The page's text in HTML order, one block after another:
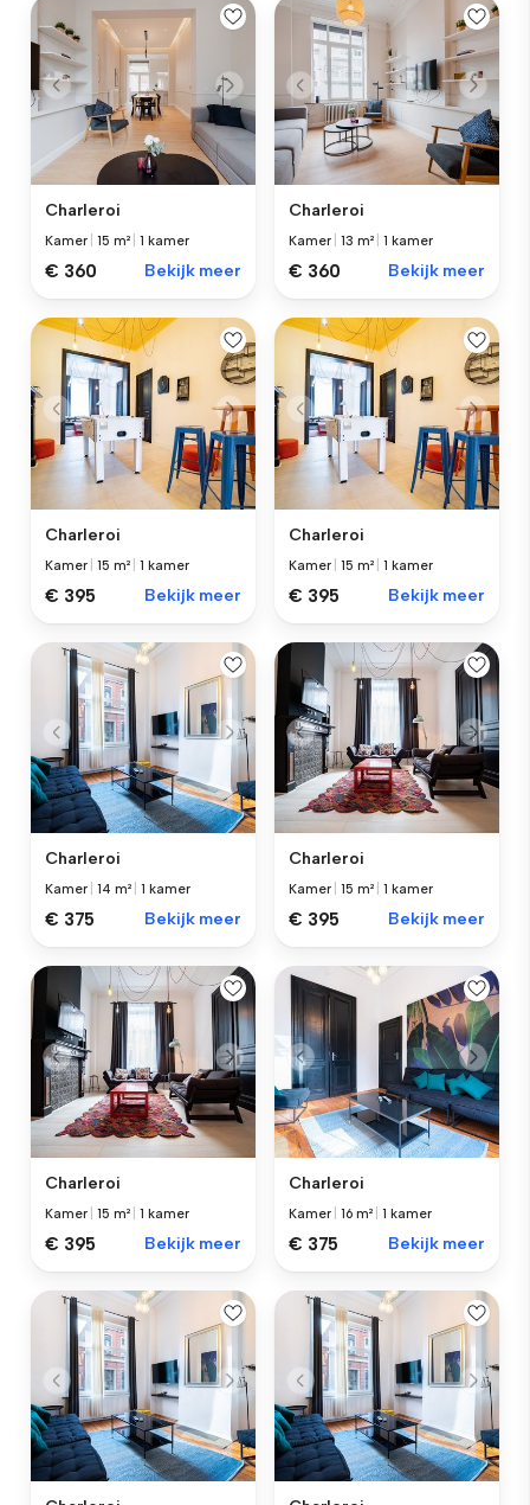
Charleroi
Kamer |15 m² |1 kamer
€ 360 Bekijk meer
Charleroi
Kamer |13 m² |1 kamer
€ 360 Bekijk meer
Charleroi
Kamer |15 m² |1 kamer
€ 395 Bekijk meer
Charleroi
Kamer |15 m² |1 kamer
€ 395 Bekijk meer
Charleroi
Kamer |14 m² |1 kamer
€ 375 Bekijk meer
Charleroi
Kamer |15 m² |1 kamer
€ 395 Bekijk meer
Charleroi
Kamer |15 m² |1 kamer
€ 395 Bekijk meer
Charleroi
Kamer |16 m² |1 kamer
€ 375 Bekijk meer